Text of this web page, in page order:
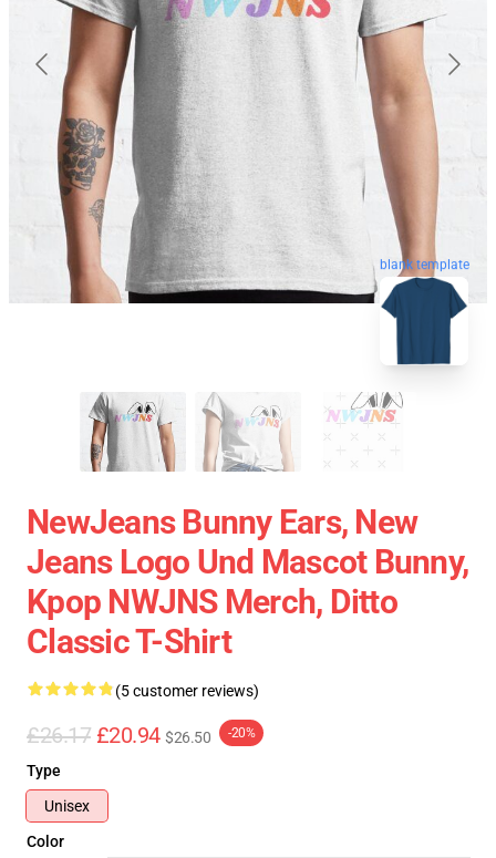
blank template
NewJeans Bunny Ears, New
Jeans Logo Und Mascot Bunny,
Kpop NWJNS Merch, Ditto
Classic T-Shirt
(5 customer reviews)
£26.17 £20.94 $26.50 -20%
Type
Unisex
Color